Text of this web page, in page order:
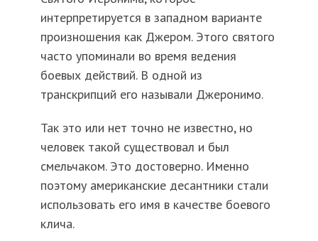
интерпретируется в западном варианте
произношения как Джером. Этого святого
часто упоминали во время ведения
боевых действий. В одной из
транскрипций его называли Джеронимо.
Так это или нет точно не известно, но
человек такой существовал и был
смельчаком. Это достоверно. Именно
поэтому американские десантники стали
использовать его имя в качестве боевого
клича.